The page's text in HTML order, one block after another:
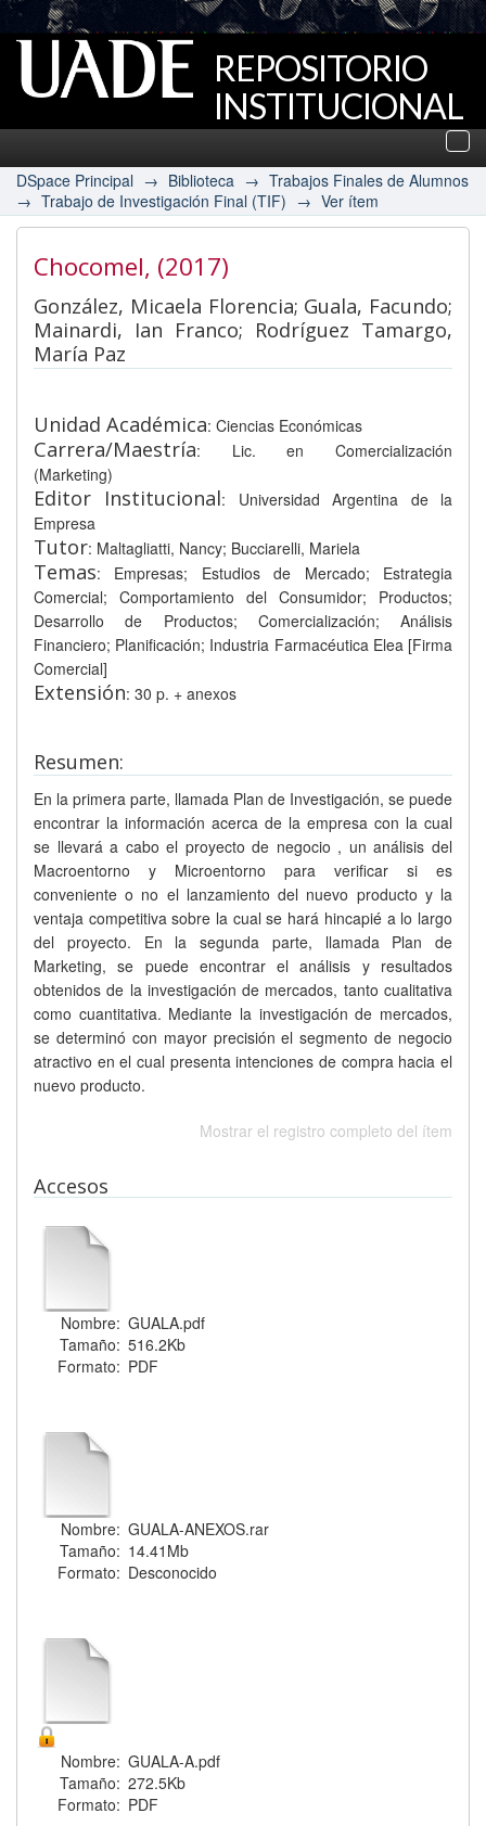
REPOSITORIO
INSTITUCIONAL
UADE
DSpace Principal → Biblioteca → Trabajos Finales de Alumnos
→ Trabajo de Investigación Final (TIF) → Ver ítem
Chocomel, (2017)
González, Micaela Florencia; Guala, Facundo;
Mainardi, Ian Franco; Rodríguez Tamargo,
María Paz
Unidad Académica: Ciencias Económicas
Carrera/Maestría: Lic. en Comercialización
(Marketing)
Editor Institucional: Universidad Argentina de la
Empresa
Tutor: Maltagliatti, Nancy; Bucciarelli, Mariela
Temas: Empresas; Estudios de Mercado; Estrategia
Comercial; Comportamiento del Consumidor; Productos;
Desarrollo de Productos; Comercialización; Análisis
Financiero; Planificación; Industria Farmacéutica Elea [Firma
Comercial]
Extensión: 30 p. + anexos
Resumen:
En la primera parte, llamada Plan de Investigación, se puede
encontrar la información acerca de la empresa con la cual
se llevará a cabo el proyecto de negocio , un análisis del
Macroentorno y Microentorno para verificar si es
conveniente o no el lanzamiento del nuevo producto y la
ventaja competitiva sobre la cual se hará hincapié a lo largo
del proyecto. En la segunda parte, llamada Plan de
Marketing, se puede encontrar el análisis y resultados
obtenidos de la investigación de mercados, tanto cualitativa
como cuantitativa. Mediante la investigación de mercados,
se determinó con mayor precisión el segmento de negocio
atractivo en el cual presenta intenciones de compra hacia el
nuevo producto.
Mostrar el registro completo del ítem
Accesos
Nombre: GUALA.pdf
Tamaño: 516.2Kb
Formato: PDF
Nombre: GUALA-ANEXOS.rar
Tamaño: 14.41Mb
Formato: Desconocido
Nombre: GUALA-A.pdf
Tamaño: 272.5Kb
Formato: PDF